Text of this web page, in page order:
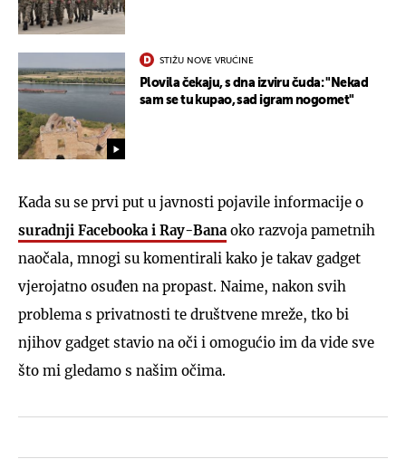
STIŽU NOVE VRUĆINE
Plovila čekaju, s dna izviru čuda: "Nekad
sam se tu kupao, sad igram nogomet"
Kada su se prvi put u javnosti pojavile informacije o
suradnji Facebooka i Ray-Bana oko razvoja pametnih
naočala, mnogi su komentirali kako je takav gadget
vjerojatno osuđen na propast. Naime, nakon svih
problema s privatnosti te društvene mreže, tko bi
njihov gadget stavio na oči i omogućio im da vide sve
što mi gledamo s našim očima.